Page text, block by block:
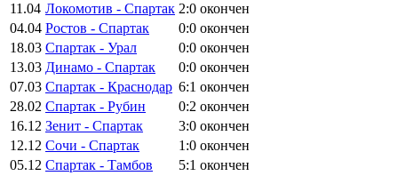
11.04 Локомотив - Спартак 2:0 окончен
04.04 Ростов - Спартак 0:0 окончен
18.03 Спартак - Урал 0:0 окончен
13.03 Динамо - Спартак 0:0 окончен
07.03 Спартак - Краснодар 6:1 окончен
28.02 Спартак - Рубин 0:2 окончен
16.12 Зенит - Спартак 3:0 окончен
12.12 Сочи - Спартак 1:0 окончен
05.12 Спартак - Тамбов 5:1 окончен